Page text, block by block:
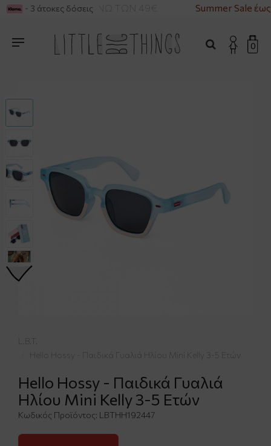
ΓΙΑ ΑΓΟΡΕΣ ΑΝΩ ΤΩΝ 49€ Summer Sale
- 3 άτοκες δόσεις
0
L.B.T.
Hello Hossy - Παιδικά Γυαλιά Ηλίου Mini Kelly 3-5 Ετών
Hello Hossy - Παιδικά Γυαλιά
Ηλίου Mini Kelly 3-5 Ετών
Κωδικός Προϊόντος: LBTHH192447